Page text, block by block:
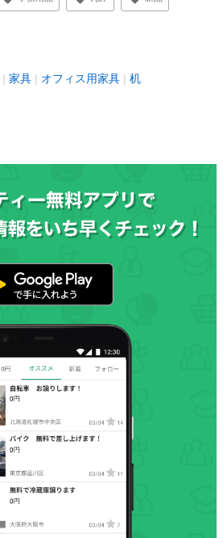
家具 オフィス用家具 机